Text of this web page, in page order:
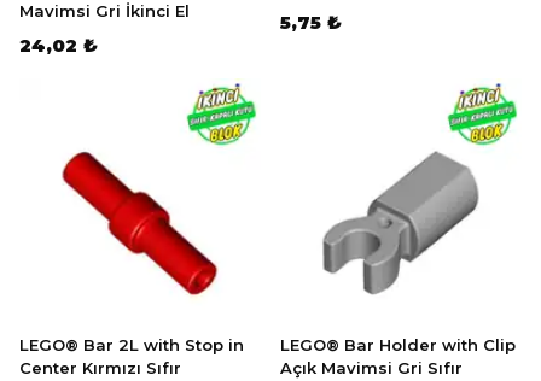
Mavimsi Gri İkinci El
24,02 ₺
5,75 ₺
LEGO® Bar 2L with Stop in
Center Kırmızı Sıfır
LEGO® Bar Holder with Clip
Açık Mavimsi Gri Sıfır